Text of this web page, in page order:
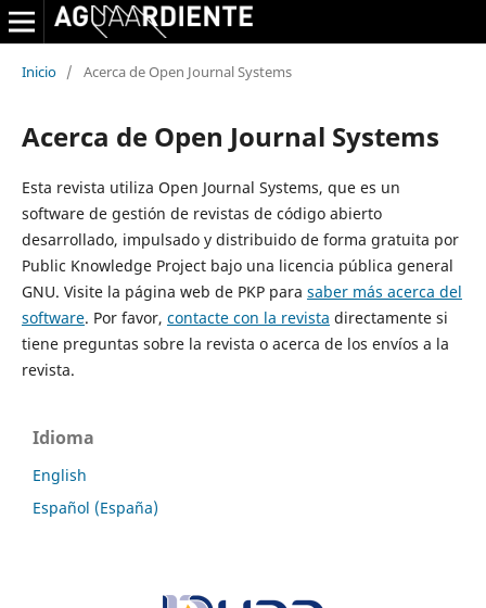
Inicio / Acerca de Open Journal Systems
Acerca de Open Journal Systems
Esta revista utiliza Open Journal Systems, que es un
software de gestión de revistas de código abierto
desarrollado, impulsado y distribuido de forma gratuita por
Public Knowledge Project bajo una licencia pública general
GNU. Visite la página web de PKP para saber más acerca del
software. Por favor, contacte con la revista directamente si
tiene preguntas sobre la revista o acerca de los envíos a la
revista.
Idioma
English
Español (España)